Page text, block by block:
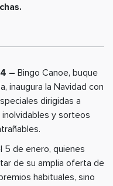
– Bingo Canoe, buque
inaugura la Navidad con
dirigidas a
y sorteos
5 de enero, quienes
de su amplia oferta de
habituales, sino